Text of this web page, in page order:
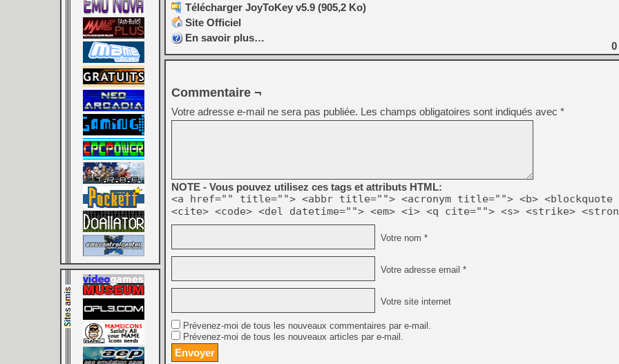
Télécharger JoyToKey v5.9 (905,2 Ko)
Site Officiel
En savoir plus…
0
Commentaire ¬
Votre adresse e-mail ne sera pas publiée. Les champs obligatoires sont indiqués avec *
NOTE - Vous pouvez utilisez ces tags et attributs HTML:
<a href="" title=""> <abbr title=""> <acronym title=""> <b> <blockquote
<cite> <code> <del datetime=""> <em> <i> <q cite=""> <s> <strike>
Votre nom *
Votre adresse email *
Votre site internet
Prévenez-moi de tous les nouveaux commentaires par e-mail.
Prévenez-moi de tous les nouveaux articles par e-mail.